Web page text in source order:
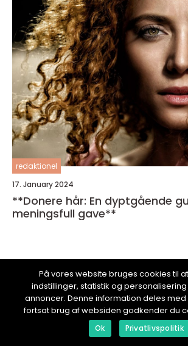
redaktionel
17. January 2024
**Donere hår: En dyptgående
meningsfull gave**
MOTEGUIDE.no
På vores website bruges cookies til
indstillinger, statistik og
annoncer. Denne information deles
fortsat brug af websiden godkender du
Ok Privatlivspolitik